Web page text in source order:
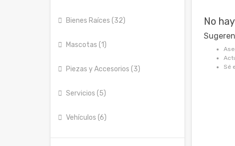
Bienes Raíces (32)
Mascotas (1)
Piezas y Accesorios (3)
Servicios (5)
Vehículos (6)
No
Sé